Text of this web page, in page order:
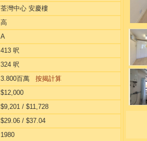
荃灣中心 安慶樓
高
A
413 呎
324 呎
3.800百萬 按揭計算
$12,000
$9,201 / $11,728
$29.06 / $37.04
1980